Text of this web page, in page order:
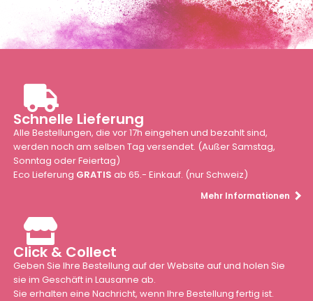
Schnelle Lieferung
Alle Bestellungen, die vor 17h eingehen und bezahlt sind,
werden noch am selben Tag versendet. (Außer Samstag,
Sonntag oder Feiertag)
Eco Lieferung GRATIS ab 65.- Einkauf. (nur Schweiz)
Mehr Informationen
Click & Collect
Geben Sie Ihre Bestellung auf der Website auf und holen Sie
sie im Geschäft in Lausanne ab.
Sie erhalten eine Nachricht, wenn Ihre Bestellung fertig ist.